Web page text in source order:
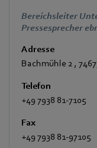
Bereichsleiter
Pressesprecher
Adresse
Bachmühle 2 ,
Telefon
+49 7938 81-7105
Fax
+49 7938 81-97105